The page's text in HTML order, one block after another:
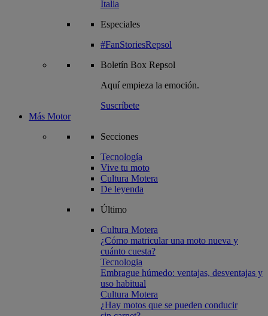
Italia
Especiales
#FanStoriesRepsol
Boletín Box Repsol
Aquí empieza la emoción.
Suscríbete
Más Motor
Secciones
Tecnología
Vive tu moto
Cultura Motera
De leyenda
Último
Cultura Motera
¿Cómo matricular una moto nueva y
cuánto cuesta?
Tecnologia
Embrague húmedo: ventajas, desventajas y
uso habitual
Cultura Motera
¿Hay motos que se pueden conducir